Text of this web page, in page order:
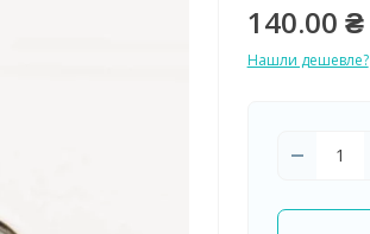
140.00 ₴
Нашли дешевле?